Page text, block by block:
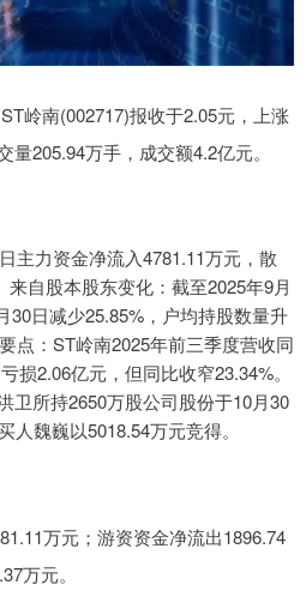
岭南(002717)报收于2.05元，上涨
205.94万手，成交额4.2亿元。
主力资金净流入4781.11万元，散
来自股本股东变化：截至2025年9月
30日减少25.85%，户均持股数量升
点：ST岭南2025年前三季度营收同
损2.06亿元，但同比收窄23.34%。
卫所持2650万股公司股份于10月30
人魏巍以5018.54万元竞得。
万元；游资资金净流出1896.74
万元。